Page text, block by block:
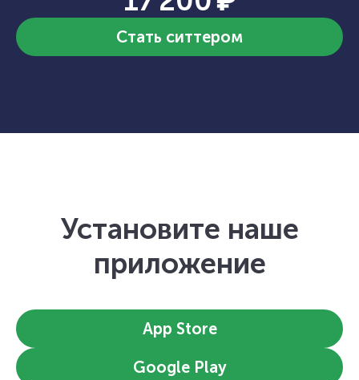
Стать ситтером
Установите наше
приложение
App Store
Google Play